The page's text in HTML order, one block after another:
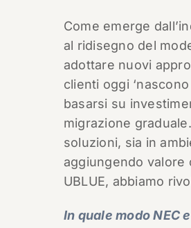
Come emerge
al ridisegno del
adottare nuovi
clienti oggi
basarsi su
migrazione
soluzioni, sia in
aggiungendo valore
UBLUE, abbiamo
In quale modo NEC